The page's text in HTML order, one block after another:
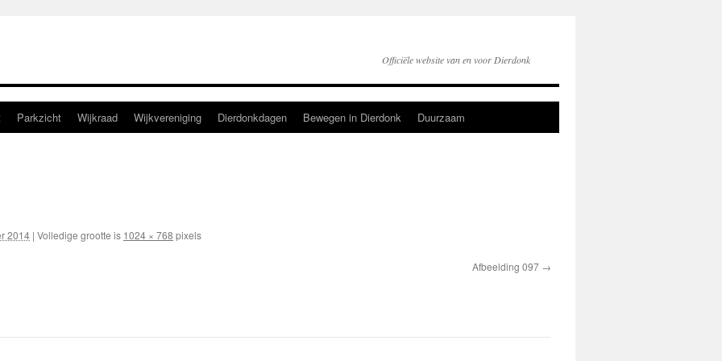
Officiële website van en voor Dierdonk
Parkzicht Wijkraad Wijkvereniging Dierdonkdagen Bewegen in Dierdonk Duurzaam
2014 | Volledige grootte is 1024 × 768 pixels
Afbeelding 097